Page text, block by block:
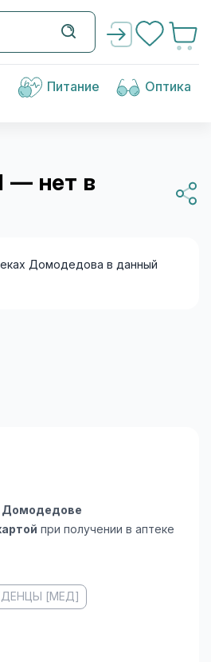
Питание Оптика
— нет в
Домодедова в данный
Домодедове
при получении в аптеке
[МЕД]